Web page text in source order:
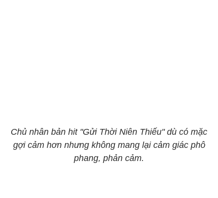
Chủ nhân bản hit "Gửi Thời Niên Thiếu" dù có mặc
gợi cảm hơn nhưng không mang lại cảm giác phô
phang, phản cảm.